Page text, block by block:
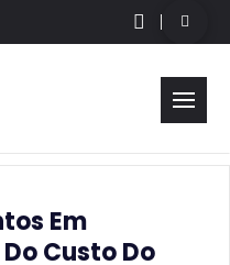
Em
Custo Do